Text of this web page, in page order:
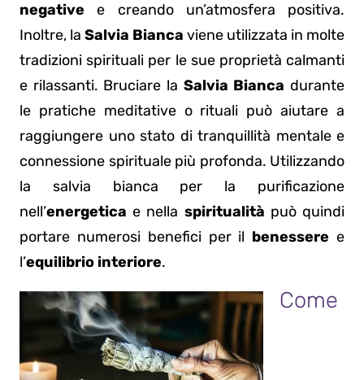
negative e creando un’atmosfera positiva.
Inoltre, la Salvia Bianca viene utilizzata in molte
tradizioni spirituali per le sue proprietà calmanti
e rilassanti. Bruciare la Salvia Bianca durante
le pratiche meditative o rituali può aiutare a
raggiungere uno stato di tranquillità mentale e
connessione spirituale più profonda. Utilizzando
la salvia bianca per la purificazione
nell’energetica e nella spiritualità può quindi
portare numerosi benefici per il benessere e
l’equilibrio interiore.
Come